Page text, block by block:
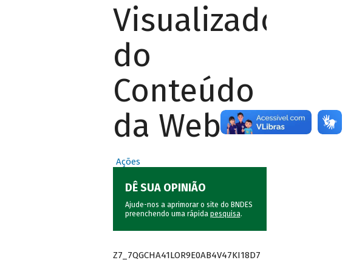
Visualizador
do
Conteúdo
da Web
Ações
DÊ SUA OPINIÃO
Ajude-nos a aprimorar o site do BNDES
preenchendo uma rápida pesquisa.
Z7_7QGCHA41LOR9E0AB4V47KI18D7